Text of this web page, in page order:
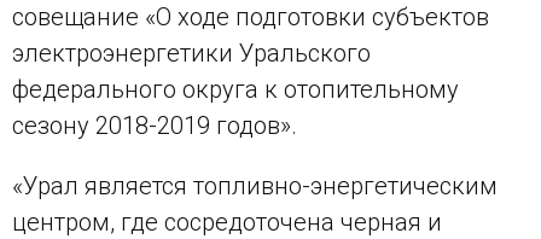
совещание «О ходе подготовки субъектов
электроэнергетики Уральского
федерального округа к отопительному
сезону 2018-2019 годов».
«Урал является топливно-энергетическим
центром, где сосредоточена черная и